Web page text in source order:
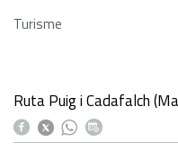
Turisme
Ruta Puig i Cadafalch